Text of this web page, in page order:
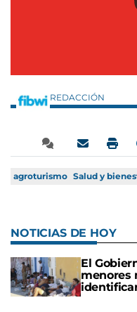
REDACCIÓN
agroturismo Salud y
NOTICIAS DE HOY
El
menores